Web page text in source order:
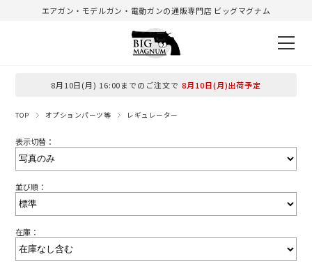
エアガン・モデルガン・電動ガンの通販専門店 ビッグマグナム
8月10日(月) 16:00までのご注文で 8月10日(月)出荷予定
TOP オプションパーツ等 レギュレーター
表示切替：
並び順：
在庫：